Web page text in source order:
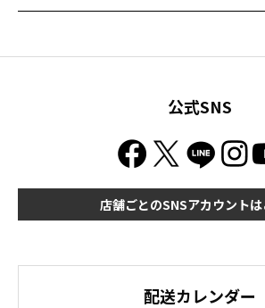
公式SNS
店舗ごとのSNSアカウントは
配送カレンダー